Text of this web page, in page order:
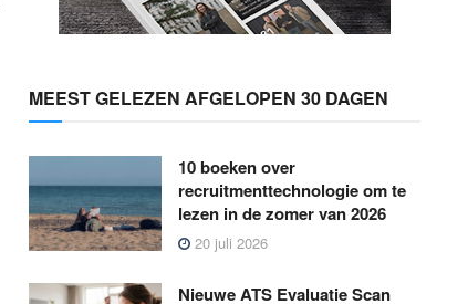
MEEST GELEZEN AFGELOPEN 30 DAGEN
10 boeken over
recruitmenttechnologie om te
lezen in de zomer van 2026
20 juli 2026
Nieuwe ATS Evaluatie Scan